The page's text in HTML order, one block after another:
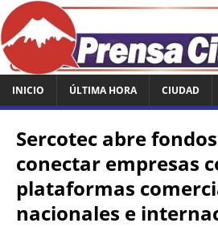
INICIO ÚLTIMA HORA CIUDAD
Sercotec abre
conectar empresas
plataformas
nacionales e